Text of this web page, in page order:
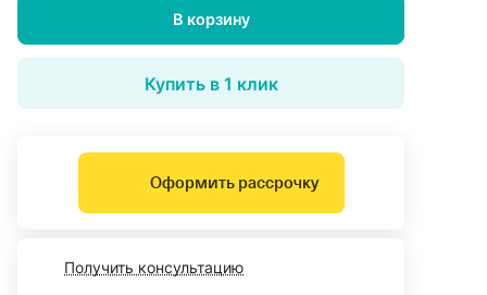
В корзину
Купить в 1 клик
Оформить рассрочку
Получить консультацию